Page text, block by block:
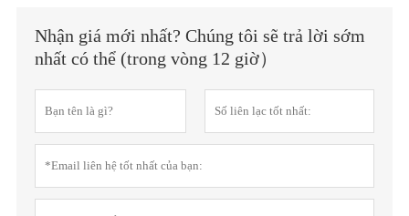
Nhận giá mới nhất? Chúng tôi sẽ trả lời sớm
nhất có thể (trong vòng 12 giờ）